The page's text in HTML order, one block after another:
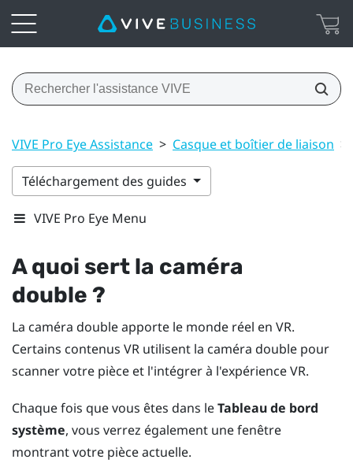
VIVE Pro Eye Assistance > Casque et boîtier de liaison >
Téléchargement des guides
VIVE Pro Eye Menu
A quoi sert la caméra
double ?
La caméra double apporte le monde réel en VR.
Certains contenus VR utilisent la caméra double pour
scanner votre pièce et l'intégrer à l'expérience VR.
Chaque fois que vous êtes dans leTableau de bord
système, vous verrez également une fenêtre
montrant votre pièce actuelle.